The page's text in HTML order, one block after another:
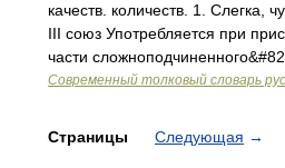
качеств. количеств. 1. Слегка,
III союз Употребляется при
части
Современный толковый словарь
Страницы Следующая →